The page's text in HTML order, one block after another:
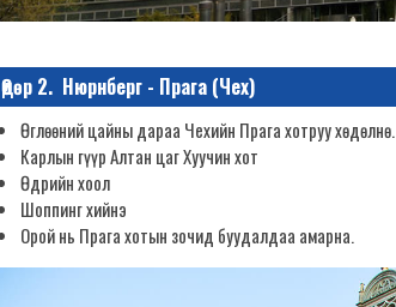
Өдөр 2. Нюрнберг - Прага (Чех)
Өглөөний цайны дараа Чехийн Прага хотруу хөдөлнө.
Карлын гүүр Алтан цаг Хуучин хот
Өдрийн хоол
Шоппинг хийнэ
Орой нь Прага хотын зочид буудалдаа амарна.